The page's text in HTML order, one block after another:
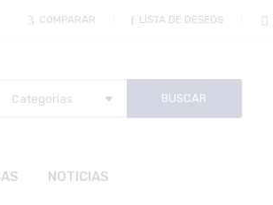
COMPARAR LISTA DE DESEOS
NOTICIAS